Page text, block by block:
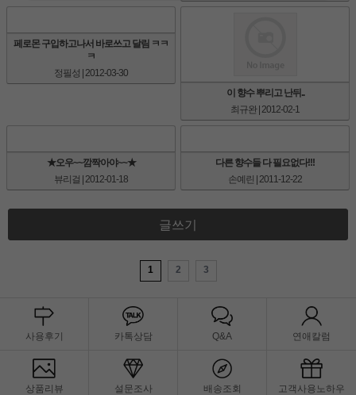
페로몬 구입하고나서 바로쓰고 달림 ㅋㅋ
ㅋ
정필성 | 2012-03-30
이 향수 뿌리고 난뒤..
최규완 | 2012-02-1
★오우~~깜짝아야~~★
뷰리걸 | 2012-01-18
다른 향수들 다 필요없다!!!
손예린 | 2011-12-22
글쓰기
1 2 3
사용후기 카톡상담 Q&A 연애칼럼
상품리뷰 설문조사 배송조회 고객사용노하우